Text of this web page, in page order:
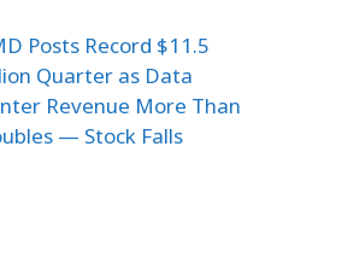
Posts Record $11.5
Quarter as Data
Revenue More Than
— Stock Falls